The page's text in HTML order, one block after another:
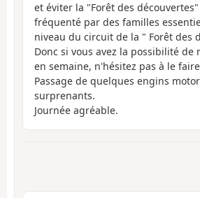
et éviter la "Forêt des
fréquenté par des familles
niveau du circuit de la " Forêt des
Donc si vous avez la possibilité
en semaine, n'hésitez pas à le
Passage de quelques engins
surprenants.
Journée agréable.